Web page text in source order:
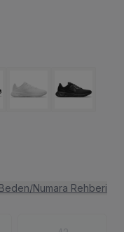
Beden/Numara Rehberi